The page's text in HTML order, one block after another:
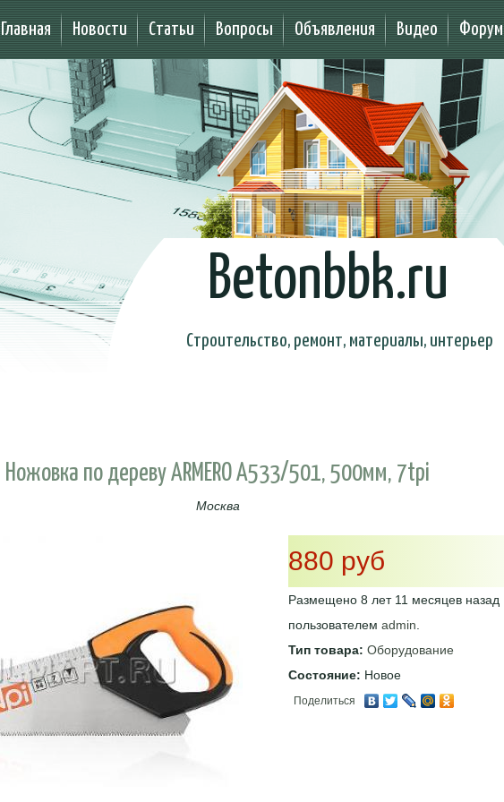
Главная Новости Статьи Вопросы Объявления Видео Форум
Betonbbk.ru
Строительство, ремонт, материалы, интерьер
Ножовка по дереву ARMERO A533/501, 500мм, 7tpi
Москва
880 руб
Размещено 8 лет 11 месяцев назад
пользователем admin
Тип товара: Оборудование
Состояние: Новое
Поделиться